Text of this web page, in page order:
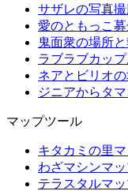
サザレの写真
愛のともっこ
鬼面衆の場所
ラブラブカッ
ネアとビリオ
ジニアからタ
マップツール
キタカミの里
わざマシンマ
テラスタルマ